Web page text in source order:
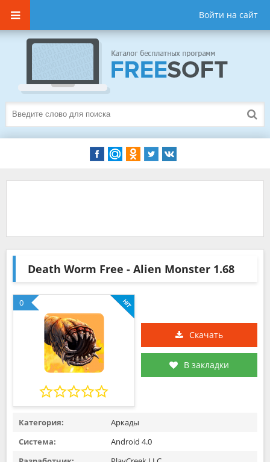
Войти на сайт
Death Worm Free - Alien Monster 1.68
0
Скачать
В закладки
Категория:
Аркады
Система:
Android 4.0